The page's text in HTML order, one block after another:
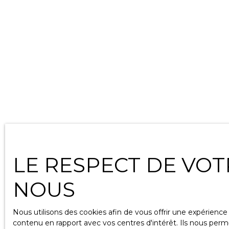
LE RESPECT DE
NOUS
Nous utilisons des cookies afin de vous offrir une
contenu en rapport avec vos centres d'intérêt. Ils nous